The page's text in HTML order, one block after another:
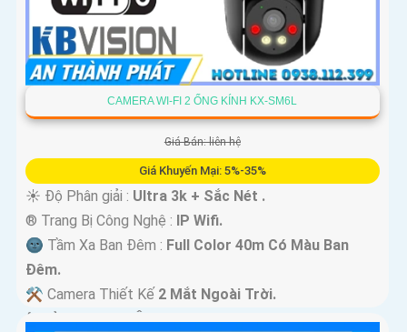
CAMERA WI-FI 2 ỐNG KÍNH KX-SM6L
Giá Bán: liên hệ
Giá Khuyến Mại: 5%-35%
☀️ Độ Phân giải : Ultra 3k + Sắc Nét .
®️ Trang Bị Công Nghệ : IP Wifi.
🌚 Tầm Xa Ban Đêm : Full Color 40m Có Màu Ban
Ðêm.
⚒ Camera Thiết Kế 2 Mắt Ngoài Trời.
️ƒ Khả Năng :Thu Âm Và Loa.